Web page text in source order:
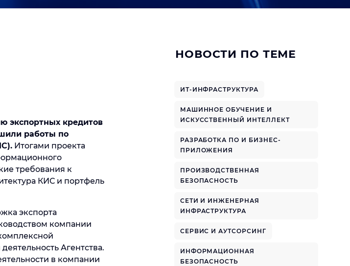
экспортных кредитов
работы по
Итогами проекта
требования к
КИС и портфель
экспорта
компании
Агентства.
в компании
НОВОСТИ ПО ТЕМЕ
ИТ-ИНФРАСТРУКТУРА
МАШИННОЕ ОБУЧЕНИЕ И
ИСКУССТВЕННЫЙ ИНТЕЛЛЕКТ
РАЗРАБОТКА ПО И БИЗНЕС-
ПРИЛОЖЕНИЯ
ПРОИЗВОДСТВЕННАЯ
БЕЗОПАСНОСТЬ
СЕТИ И ИНЖЕНЕРНАЯ
ИНФРАСТРУКТУРА
СЕРВИС И АУТСОРСИНГ
ИНФОРМАЦИОННАЯ
БЕЗОПАСНОСТЬ